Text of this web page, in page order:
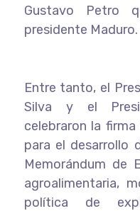
Gustavo Petro
presidente Maduro.
Entre tanto, el
Silva y el
celebraron la
para el desarrollo
Memorándum de
agroalimentaria,
política de